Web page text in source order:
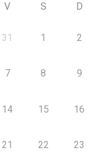
V S D
31 1 2
7 8 9
14 15 16
21 22 23